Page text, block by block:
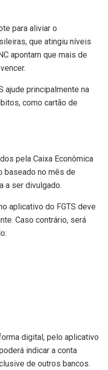
para aliviar o
que atingiu níveis
apontam que mais de
ajude principalmente na
como cartão de
pela Caixa Econômica
baseado no mês de
a ser divulgado.
aplicativo do FGTS deve
Caso contrário, será
digital, pelo aplicativo
indicar a conta
de outros bancos.